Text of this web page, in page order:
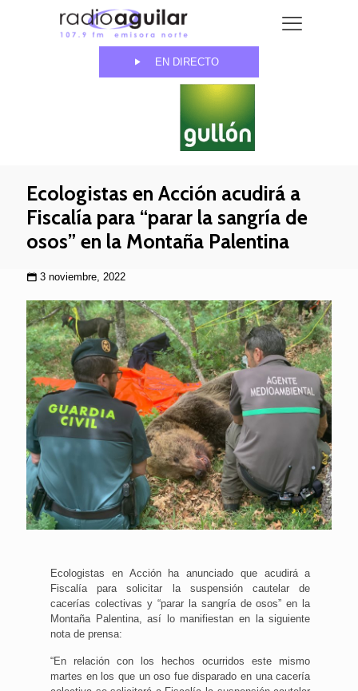
EN DIRECTO
Ecologistas en Acción acudirá a
Fiscalía para “parar la sangría de
osos” en la Montaña Palentina
3 noviembre, 2022
Ecologistas en Acción ha anunciado que acudirá a
Fiscalía para solicitar la suspensión cautelar de
cacerías colectivas y “parar la sangría de osos” en la
Montaña Palentina, así lo manifiestan en la siguiente
nota de prensa:
“En relación con los hechos ocurridos este mismo
martes en los que un oso fue disparado en una cacería